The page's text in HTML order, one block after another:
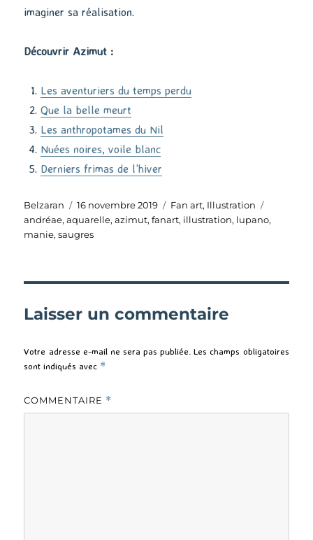
imaginer sa réalisation.
Découvrir Azimut :
Les aventuriers du temps perdu
Que la belle meurt
Les anthropotames du Nil
Nuées noires, voile blanc
Derniers frimas de l’hiver
Auteur
Belzaran
Publié
le
16 novembre 2019 Catégories
Fan art, Illustration
andréae,aquarelle,azimut,fanart, illustration, lupano,
manie,saugres
Laisser un commentaire
Votre adresse e-mail ne sera pas publiée. Les champs obligatoires
sont indiqués avec *
COMMENTAIRE *